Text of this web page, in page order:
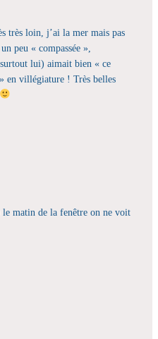
très loin, j’ai la mer mais pas
peu « compassée »,
lui) aimait bien « ce
en villégiature ! Très belles
matin de la fenêtre on ne voit